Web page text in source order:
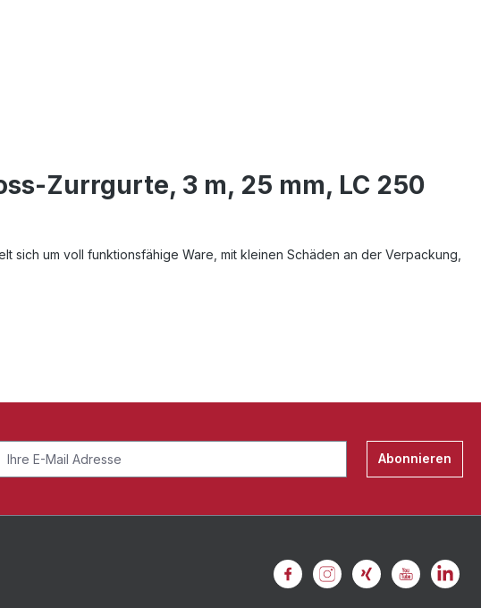
Zurrgurte, 3 m, 25 mm, LC 250
sich um voll funktionsfähige Ware, mit kleinen Schäden an der Verpackung,
Abonnieren